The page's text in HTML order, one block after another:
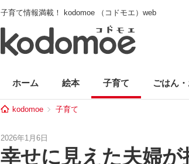
子育て情報満載！ kodomoe （コドモエ）web
ホーム 絵本 子育て ごはん
kodomoe 子育て
2026年1月6日
幸せに見えた夫婦